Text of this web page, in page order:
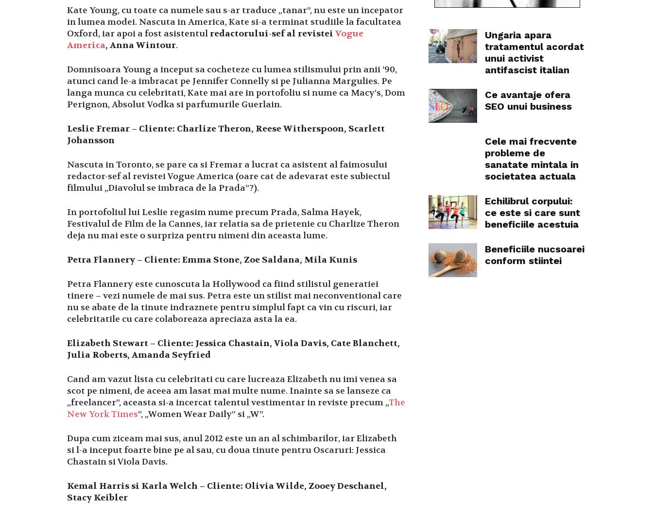
Kate Young, cu toate ca numele sau s-ar traduce „tanar”, nu este un incepator
in lumea modei. Nascuta in America, Kate si-a terminat studiile la facultatea
Oxford, iar apoi a fost asistentul redactorului-sef al revistei Vogue
America, Anna Wintour.
Domnisoara Young a inceput sa cocheteze cu lumea stilismului prin anii ’90,
atunci cand le-a imbracat pe Jennifer Connelly si pe Julianna Margulies. Pe
langa munca cu celebritati, Kate mai are in portofoliu si nume ca Macy’s, Dom
Perignon, Absolut Vodka si parfumurile Guerlain.
Leslie Fremar – Cliente: Charlize Theron, Reese Witherspoon, Scarlett
Johansson
Nascuta in Toronto, se pare ca si Fremar a lucrat ca asistent al faimosului
redactor-sef al revistei Vogue America (oare cat de adevarat este subiectul
filmului „Diavolul se imbraca de la Prada”?).
In portofoliul lui Leslie regasim nume precum Prada, Salma Hayek,
Festivalul de Film de la Cannes, iar relatia sa de prietenie cu Charlize Theron
deja nu mai este o surpriza pentru nimeni din aceasta lume.
Petra Flannery – Cliente: Emma Stone, Zoe Saldana, Mila Kunis
Petra Flannery este cunoscuta la Hollywood ca fiind stilistul generatiei
tinere – vezi numele de mai sus. Petra este un stilist mai neconventional care
nu se abate de la tinute indraznete pentru simplul fapt ca vin cu riscuri, iar
celebritatile cu care colaboreaza apreciaza asta la ea.
Elizabeth Stewart – Cliente: Jessica Chastain, Viola Davis, Cate Blanchett,
Julia Roberts, Amanda Seyfried
Cand am vazut lista cu celebritati cu care lucreaza Elizabeth nu imi venea sa
scot pe nimeni, de aceea am lasat mai multe nume. Inainte sa se lanseze ca
„freelancer”, aceasta si-a incercat talentul vestimentar in reviste precum „The
New York Times”, „Women Wear Daily” si „W”.
Dupa cum ziceam mai sus, anul 2012 este un an al schimbarilor, iar Elizabeth
si l-a inceput foarte bine pe al sau, cu doua tinute pentru Oscaruri: Jessica
Chastain si Viola Davis.
Kemal Harris si Karla Welch – Cliente: Olivia Wilde, Zooey Deschanel,
Stacy Keibler
Ungaria apara
tratamentul acordat
unui activist
antifascist italian
Ce avantaje ofera
SEO unui business
Cele mai frecvente
probleme de
sanatate mintala in
societatea actuala
Echilibrul corpului:
ce este si care sunt
beneficiile acestuia
Beneficiile nucsoarei
conform stiintei